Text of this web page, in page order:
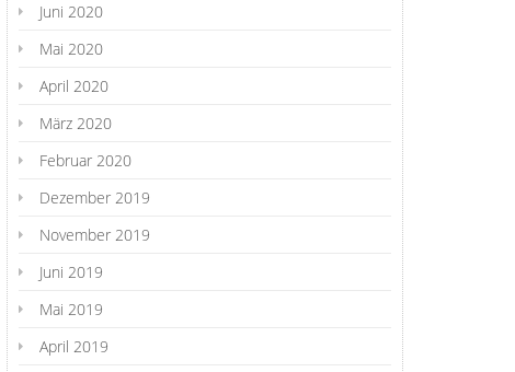
Juni 2020
Mai 2020
April 2020
März 2020
Februar 2020
Dezember 2019
November 2019
Juni 2019
Mai 2019
April 2019